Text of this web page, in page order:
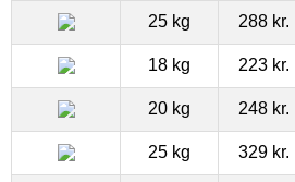
25 kg 288 kr.
18 kg 223 kr.
20 kg 248 kr.
25 kg 329 kr.